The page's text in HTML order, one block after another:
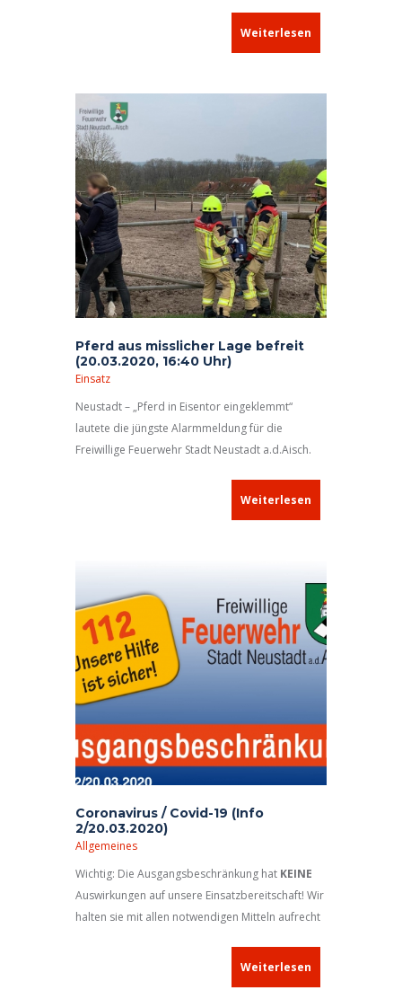
Überzeugen Sie sich selbst und besuchen Sie uns
Weiterlesen
Pferd aus misslicher Lage befreit
(20.03.2020, 16:40 Uhr)
Einsatz
Neustadt – „Pferd in Eisentor eingeklemmt“
lautete die jüngste Alarmmeldung für die
Freiwillige Feuerwehr Stadt Neustadt a.d.Aisch.
stand bzw. hing ein Pferd über dem Metalltor
Weiterlesen
Coronavirus / Covid-19 (Info
2/20.03.2020)
Allgemeines
Wichtig: Die Ausgangsbeschränkung hat KEINE
Auswirkungen auf unsere Einsatzbereitschaft! Wir
halten sie mit allen notwendigen Mitteln aufrecht
Weiterlesen